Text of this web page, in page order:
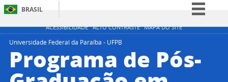
ACESSIBILIDADE ALTO CONTRASTE MAPA DO SITE
BRASIL
Simplifique!
Participe
Universidade Federal da Paraíba - UFPB
Programa de Pós-